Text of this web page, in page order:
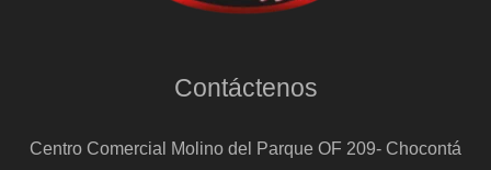
Contáctenos
Centro Comercial Molino del Parque OF 209- Chocontá